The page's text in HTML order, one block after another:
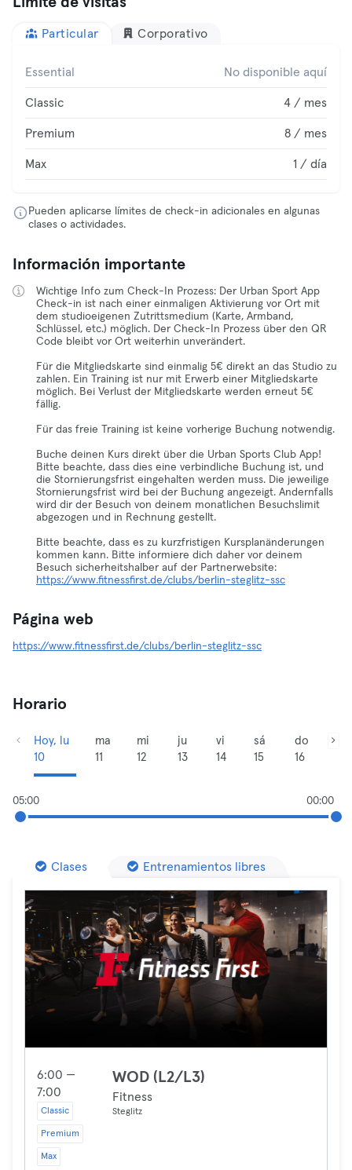
Particular Corporativo
Essential No disponible aquí
Classic 4 / mes
Premium 8 / mes
Max 1 / día
Pueden aplicarse límites de check-in adicionales en algunas
clases o actividades.
Información importante
Wichtige Info zum Check-In Prozess: Der Urban Sport App
Check-in ist nach einer einmaligen Aktivierung vor Ort mit
dem studioeigenen Zutrittsmedium (Karte, Armband,
Schlüssel, etc.) möglich. Der Check-In Prozess über den QR
Code bleibt vor Ort weiterhin unverändert.
Für die Mitgliedskarte sind einmalig 5€ direkt an das Studio zu
zahlen. Ein Training ist nur mit Erwerb einer Mitgliedskarte
möglich. Bei Verlust der Mitgliedskarte werden erneut 5€
fällig.
Für das freie Training ist keine vorherige Buchung notwendig.
Buche deinen Kurs direkt über die Urban Sports Club App!
Bitte beachte, dass dies eine verbindliche Buchung ist, und
die Stornierungsfrist eingehalten werden muss. Die jeweilige
Stornierungsfrist wird bei der Buchung angezeigt. Andernfalls
wird dir der Besuch von deinem monatlichen Besuchslimit
abgezogen und in Rechnung gestellt.
Bitte beachte, dass es zu kurzfristigen Kursplanänderungen
kommen kann. Bitte informiere dich daher vor deinem
https://www.fitnessfirst.de/clubs/berlin-steglitz-ssc
Página web
https://www.fitnessfirst.de/clubs/berlin-steglitz-ssc
Horario
Hoy, lu
10
ma
11
mi
12
ju
13
vi
14
sá
15
do
16
05:00 00:00
Clases Entrenamientos libres
6:00 —
7:00
Classic
Premium
Max
WOD (L2/L3)
Fitness
Steglitz